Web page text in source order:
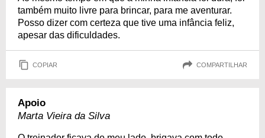
também muito livre para brincar, para me aventurar.
Posso dizer com certeza que tive uma infância feliz,
apesar das dificuldades.
COPIAR COMPARTILHAR
Apoio
Marta Vieira da Silva